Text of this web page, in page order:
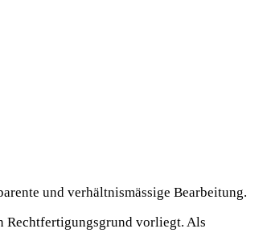
und verhältnismässige Bearbeitung.
Rechtfertigungsgrund vorliegt. Als